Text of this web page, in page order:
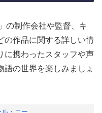
の制作会社や監督、キ
の作品に関する詳しい情
に携わったスタッフや声
の世界を楽しみましょ